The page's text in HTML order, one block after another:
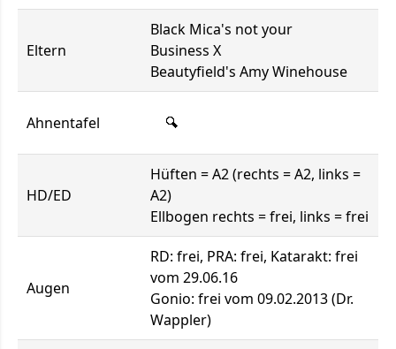
Eltern
Black Mica's not your
Business X
Beautyfield's Amy Winehouse
Ahnentafel
HD/ED
Hüften = A2 (rechts = A2, links =
A2)
Ellbogen rechts = frei, links = frei
Augen
RD: frei, PRA: frei, Katarakt: frei
vom 29.06.16
Gonio: frei vom 09.02.2013 (Dr.
Wappler)